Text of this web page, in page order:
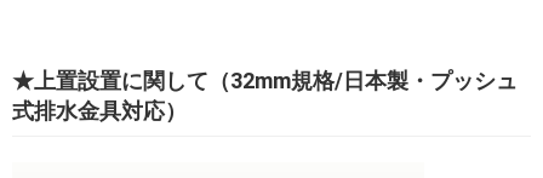
★上置設置に関して（32mm規格/日本製・プッシュ
式排水金具対応）